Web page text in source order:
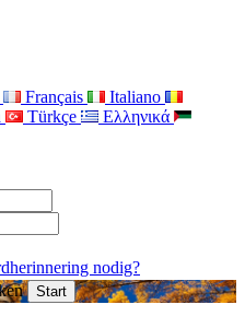
Français
Italiano
Türkçe
Ελληνικά
nodig?